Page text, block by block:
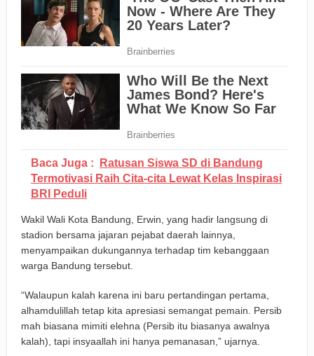
Baca Juga :
Ratusan Siswa SD di Bandung
Termotivasi Raih Cita-cita Lewat Kelas Inspirasi
BRI Peduli
Wakil Wali Kota Bandung, Erwin, yang hadir langsung di
stadion bersama jajaran pejabat daerah lainnya,
menyampaikan dukungannya terhadap tim kebanggaan
warga Bandung tersebut.
“Walaupun kalah karena ini baru pertandingan pertama,
alhamdulillah tetap kita apresiasi semangat pemain. Persib
mah biasana mimiti elehna (Persib itu biasanya awalnya
kalah), tapi insyaallah ini hanya pemanasan,” ujarnya.